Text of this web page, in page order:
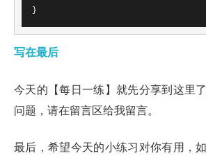
}
写在最后
今天的【每日一练】就先分享到这里
问题，请在留言区给我留言。
最后，希望今天的小练习对你有用，